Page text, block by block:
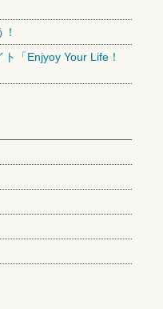
「Enjyoy Your Life！